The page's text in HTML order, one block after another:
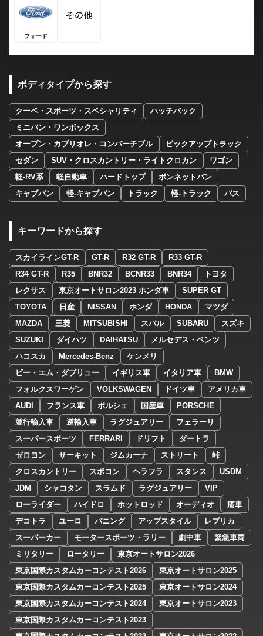
フォード
ボディタイプから探す
クーペ・スポーツ・スペシャリティ
ハッチバック
ミニバン・ワンボックス
オープン・カブリオレ・コンバーチブル
ピックアップトラック
セダン
SUV・クロスカントリー・ライトクロカン
ワゴン
軽-RV系
軽自動車 ハードトップ
ボンネットバン
キャブバン
軽-キャブバン トラック 軽-トラック バス
キーワードから探す
スカイラインGT-R GT-R R32 GT-R
R33 GT-R
R34 GT-R
R35 BNR32 BCNR33 BNR34
トヨタ
レクサス
東京オートサロン2023 ホンダ車
SUPER GT
TOYOTA
日産 NISSAN ホンダ HONDA
マツダ
MAZDA
三菱 MITSUBISHI スバル SUBARU
スズキ
SUZUKI
ダイハツ DAIHATSU
メルセデス・ベンツ
ハコスカ
Mercedes-Benz
ケンメリ
ビー・エム・ダブリュー
イギリス車 イタリア車
BMW
フォルクスワーゲン
VOLKSWAGEN ドイツ車
アメリカ車
AUDI
フランス車 ポルシェ 国産車
PORSCHE
並行輸入車
逆輸入車 ラグジュアリー
フェラーリ
スーパースポーツ
FERRARI ドリフト
ダートラ
ゼロヨン
サーキット ジムカーナ ストリート
峠
クロスカントリー
スポコン ヘラフラ スタンス
USDM
JDM
シャコタン スラムド ラグジュアリー
VIP
ローライダー
ハイドロ ホットロッド オーディオ
痛車
デコトラ
ユーロ バニング アップスタイル
レプリカ
スーパーカー
モータースポーツ・ラリー 劇中車
緊急車両
ミリタリー
ロータリー
東京オートサロン2026
東京国際カスタムカーコンテスト2026
東京オートサロン2025
東京国際カスタムカーコンテスト2025
東京オートサロン2024
東京国際カスタムカーコンテスト2024
東京オートサロン2023
東京国際カスタムカーコンテスト2023